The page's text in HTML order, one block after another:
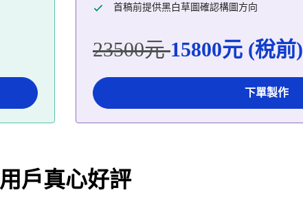
首稿前提供黑白草圖確認構圖方向
23500元15800元 (稅前)
下單製作
用戶真心好評